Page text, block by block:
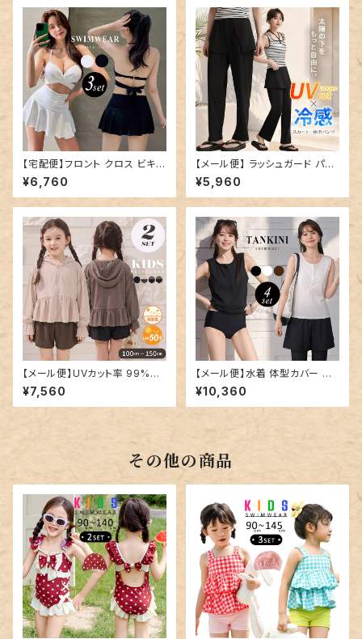
【宅配便】フロント クロス ビキニ
水着 レディース 体型カバー／h
ys3437
¥6,760
【メール便】 ラッシュガード パン
ツ レディース ロング／swimw
ear-b021
¥5,960
【メール便】UVカット率 99%以
上 キッズ 女の子 水着 セパレー
ト ラッシュガード パンツ／rash
guard103
¥7,560
【メール便】水着 体型カバー レ
ディース ヘンリーネック レギン
ス ショートパンツ タンキニ 4点
セット／hys3436
¥10,360
その他の商品